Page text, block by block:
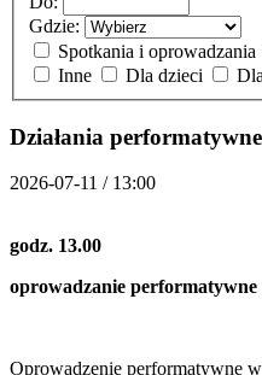
Gdzie:
Spotkania i oprowadzania
Inne
Dla dzieci
Działania
2026-07-11 / 13:00
godz. 13.00
oprowadzanie
Oprowadzenie performatywne